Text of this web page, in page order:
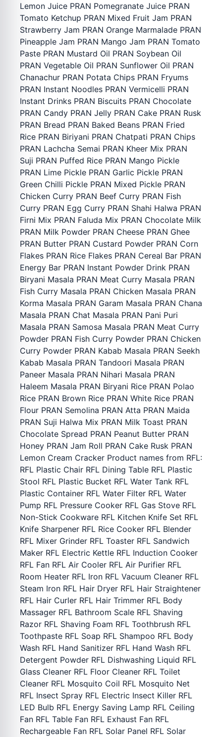
Lemon Juice PRAN Pomegranate Juice PRAN
Tomato Ketchup PRAN Mixed Fruit Jam PRAN
Strawberry Jam PRAN Orange Marmalade PRAN
Pineapple Jam PRAN Mango Jam PRAN Tomato
Paste PRAN Mustard Oil PRAN Soybean Oil
PRAN Vegetable Oil PRAN Sunflower Oil PRAN
Chanachur PRAN Potata Chips PRAN Fryums
PRAN Instant Noodles PRAN Vermicelli PRAN
Instant Drinks PRAN Biscuits PRAN Chocolate
PRAN Candy PRAN Jelly PRAN Cake PRAN Rusk
PRAN Bread PRAN Baked Beans PRAN Fried
Rice PRAN Biriyani PRAN Chatpati PRAN Chips
PRAN Lachcha Semai PRAN Kheer Mix PRAN
Suji PRAN Puffed Rice PRAN Mango Pickle
PRAN Lime Pickle PRAN Garlic Pickle PRAN
Green Chilli Pickle PRAN Mixed Pickle PRAN
Chicken Curry PRAN Beef Curry PRAN Fish
Curry PRAN Egg Curry PRAN Shahi Halwa PRAN
Firni Mix PRAN Faluda Mix PRAN Chocolate Milk
PRAN Milk Powder PRAN Cheese PRAN Ghee
PRAN Butter PRAN Custard Powder PRAN Corn
Flakes PRAN Rice Flakes PRAN Cereal Bar PRAN
Energy Bar PRAN Instant Powder Drink PRAN
Biryani Masala PRAN Meat Curry Masala PRAN
Fish Curry Masala PRAN Chicken Masala PRAN
Korma Masala PRAN Garam Masala PRAN Chana
Masala PRAN Chat Masala PRAN Pani Puri
Masala PRAN Samosa Masala PRAN Meat Curry
Powder PRAN Fish Curry Powder PRAN Chicken
Curry Powder PRAN Kabab Masala PRAN Seekh
Kabab Masala PRAN Tandoori Masala PRAN
Paneer Masala PRAN Nihari Masala PRAN
Haleem Masala PRAN Biryani Rice PRAN Polao
Rice PRAN Brown Rice PRAN White Rice PRAN
Flour PRAN Semolina PRAN Atta PRAN Maida
PRAN Suji Halwa Mix PRAN Milk Toast PRAN
Chocolate Spread PRAN Peanut Butter PRAN
Honey PRAN Jam Roll PRAN Cake Rusk PRAN
Lemon Cream Cracker Product names from RFL:
RFL Plastic Chair RFL Dining Table RFL Plastic
Stool RFL Plastic Bucket RFL Water Tank RFL
Plastic Container RFL Water Filter RFL Water
Pump RFL Pressure Cooker RFL Gas Stove RFL
Non-Stick Cookware RFL Kitchen Knife Set RFL
Knife Sharpener RFL Rice Cooker RFL Blender
RFL Mixer Grinder RFL Toaster RFL Sandwich
Maker RFL Electric Kettle RFL Induction Cooker
RFL Fan RFL Air Cooler RFL Air Purifier RFL
Room Heater RFL Iron RFL Vacuum Cleaner RFL
Steam Iron RFL Hair Dryer RFL Hair Straightener
RFL Hair Curler RFL Hair Trimmer RFL Body
Massager RFL Bathroom Scale RFL Shaving
Razor RFL Shaving Foam RFL Toothbrush RFL
Toothpaste RFL Soap RFL Shampoo RFL Body
Wash RFL Hand Sanitizer RFL Hand Wash RFL
Detergent Powder RFL Dishwashing Liquid RFL
Glass Cleaner RFL Floor Cleaner RFL Toilet
Cleaner RFL Mosquito Coil RFL Mosquito Net
RFL Insect Spray RFL Electric Insect Killer RFL
LED Bulb RFL Energy Saving Lamp RFL Ceiling
Fan RFL Table Fan RFL Exhaust Fan RFL
Rechargeable Fan RFL Solar Panel RFL Solar